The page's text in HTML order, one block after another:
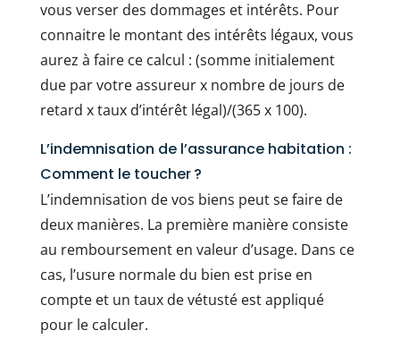
vous verser des dommages et intérêts. Pour
connaitre le montant des intérêts légaux, vous
aurez à faire ce calcul : (somme initialement
due par votre assureur x nombre de jours de
retard x taux d’intérêt légal)/(365 x 100).
L’indemnisation de l’assurance habitation :
Comment le toucher ?
L’indemnisation de vos biens peut se faire de
deux manières. La première manière consiste
au remboursement en valeur d’usage. Dans ce
cas, l’usure normale du bien est prise en
compte et un taux de vétusté est appliqué
pour le calculer.